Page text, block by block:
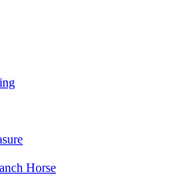
Horse